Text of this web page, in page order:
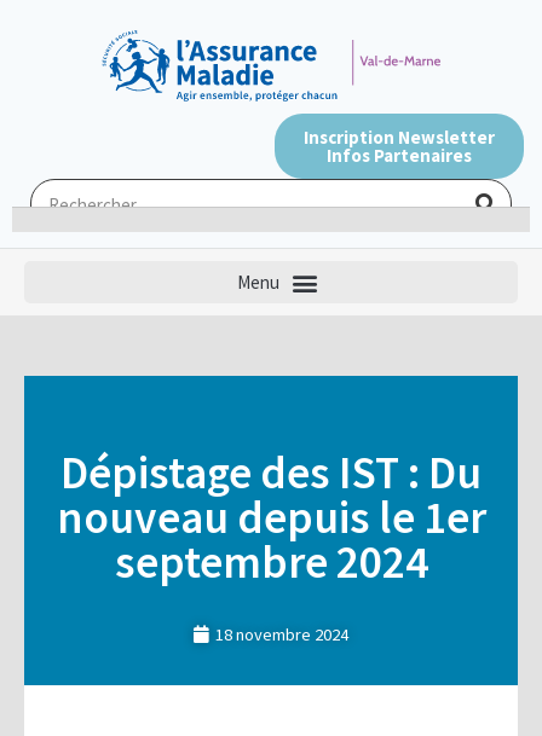
Inscription Newsletter
Infos Partenaires
Dépistage des IST : Du
nouveau depuis le 1er
septembre 2024
18 novembre 2024